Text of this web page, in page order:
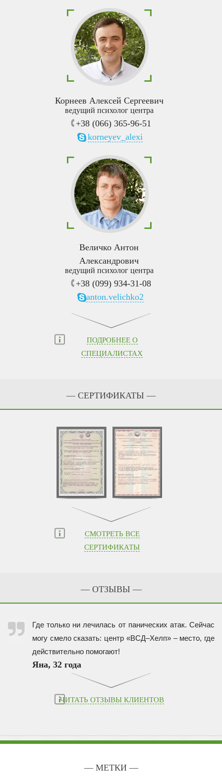
Корнеев Алексей Сергеевич
ведущий психолог центра
+38 (066) 365-96-51
korneyev_alexi
Величко Антон
Александрович
ведущий психолог центра
+38 (099) 934-31-08
anton.velichko2
ПОДРОБНЕЕ О
СПЕЦИАЛИСТАХ
— СЕРТИФИКАТЫ —
СМОТРЕТЬ ВСЕ
СЕРТИФИКАТЫ
— ОТЗЫВЫ —
Где только ни лечилась от панических атак. Сейчас
могу смело сказать: центр «ВСД–Хелп» – место, где
действительно помогают!
Яна, 32 года
ЧИТАТЬ ОТЗЫВЫ КЛИЕНТОВ
— МЕТКИ —